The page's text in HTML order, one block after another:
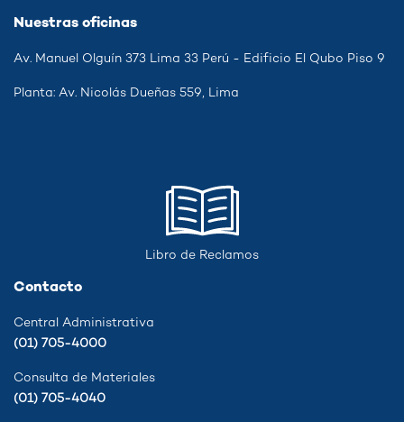
Nuestras oficinas
Av. Manuel Olguín 373 Lima 33 Perú - Edificio El Qubo Piso 9
Planta: Av. Nicolás Dueñas 559, Lima
Libro de Reclamos
Contacto
Central Administrativa
(01) 705-4000
Consulta de Materiales
(01) 705-4040